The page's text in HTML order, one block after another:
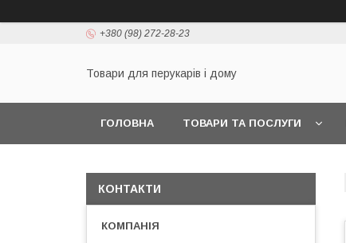
+380 (98) 272-28-23
Товари для перукарів і дому
ГОЛОВНА ТОВАРИ ТА ПОСЛУГИ
КОНТАКТИ